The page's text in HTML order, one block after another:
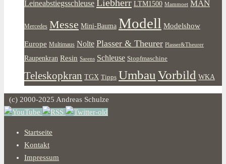
Leineabstiegsschleuse Liebherr LTM1500 Mammoet MAN
Mercedes Messe Mini-Bauma Modell Modelshow
Europe Multimaus Nolte Plasser & Theurer Plasser&Theurer
Raupenkran Resin Sarens Schleuse Stopfmaschine
Teleskopkran TGX Tipps Umbau Vorbild WKA
(c) 2000-2025 Andreas Schulze
Startseite
Kontakt
Impressum